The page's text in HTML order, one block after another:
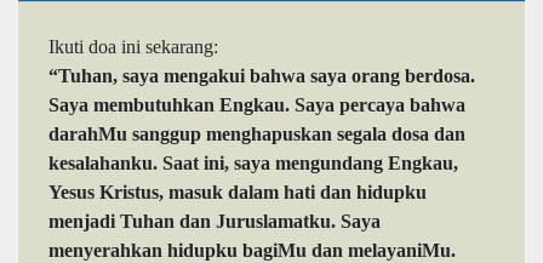
Ikuti doa ini sekarang:
“Tuhan, saya mengakui bahwa saya orang berdosa.
Saya membutuhkan Engkau. Saya percaya bahwa
darahMu sanggup menghapuskan segala dosa dan
kesalahanku. Saat ini, saya mengundang Engkau,
Yesus Kristus, masuk dalam hati dan hidupku
menjadi Tuhan dan Juruslamatku. Saya
menyerahkan hidupku bagiMu dan melayaniMu.